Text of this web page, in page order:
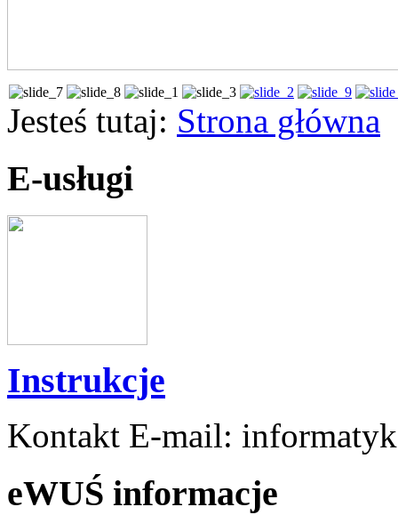
Jesteś tutaj: Strona główna
E-usługi
Instrukcje
Kontakt E-mail:
eWUŚ informacje